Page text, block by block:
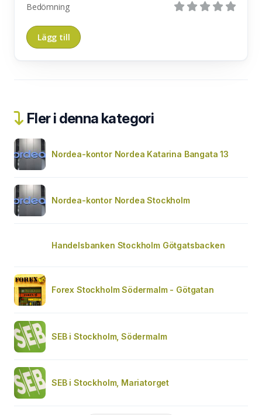
Bedömning
Fler i denna kategori
Nordea-kontor Nordea Katarina Bangata 13
Nordea-kontor Nordea Stockholm
Handelsbanken Stockholm Götgatsbacken
Forex Stockholm Södermalm - Götgatan
SEB i Stockholm, Södermalm
SEB i Stockholm, Mariatorget